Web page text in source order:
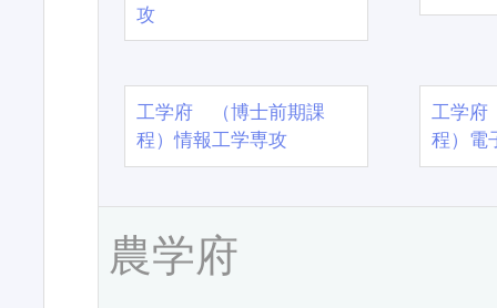
攻
工学府 （博士前期課
程）情報工学専攻
工学
程）電
農学府